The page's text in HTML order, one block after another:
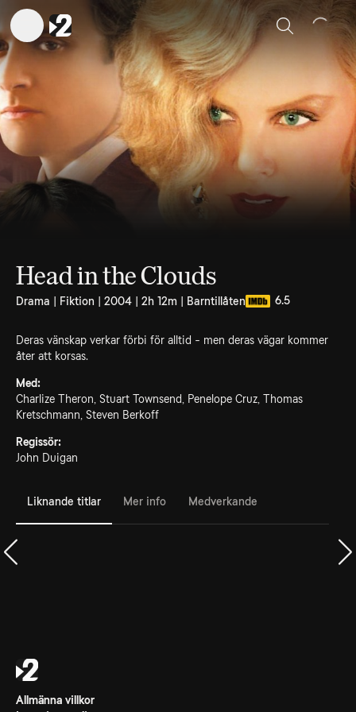
Sök
Head in the Clouds
Drama | Fiktion | 2004 | 2h 12m | Barntillåten 6.5
Deras vänskap verkar förbi för alltid - men deras vägar kommer
åter att korsas.
Med:
Charlize Theron, Stuart Townsend, Penelope Cruz, Thomas
Kretschmann, Steven Berkoff
Regissör:
John Duigan
Liknande titlar Mer info Medverkande
Allmänna villkor